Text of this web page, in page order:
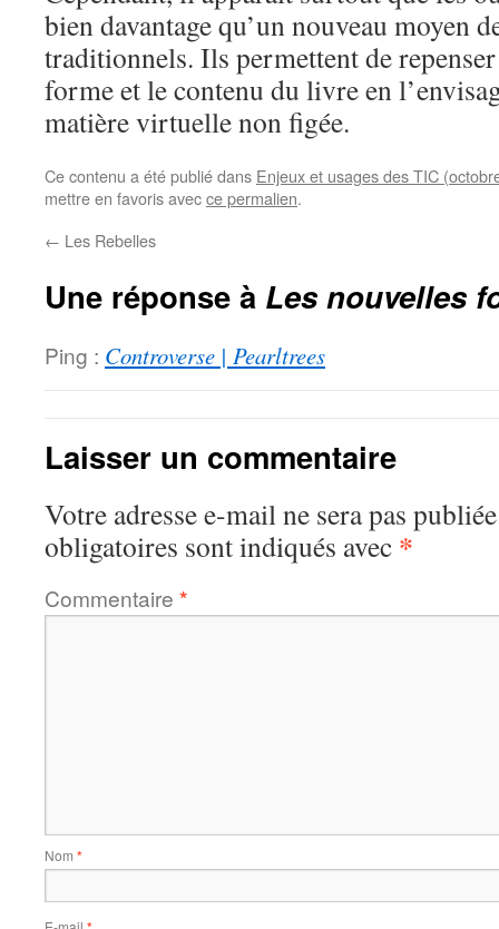
bien davantage qu’un nouveau moyen
traditionnels. Ils permettent de
forme et le contenu du livre en
matière virtuelle non figée.
Ce contenu a été publié dans Enjeux et usages des TIC
mettre en favoris avecce permalien.
← Les Rebelles
Une réponse à Les nouvelles
Ping : Controverse | Pearltrees
Laisser un commentaire
Votre adresse e-mail ne sera pas
obligatoires sont indiqués avec *
Commentaire *
Nom *